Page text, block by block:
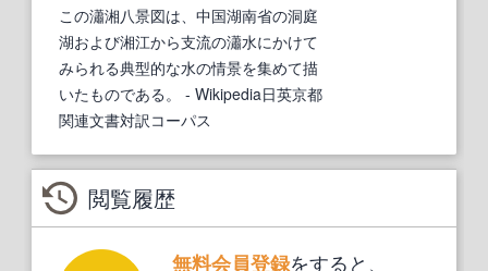
この瀟湘八景図は、中国湖南省の洞庭
湖および湘江から支流の瀟水にかけて
みられる典型的な水の情景を集めて描
いたものである。
- Wikipedia日英京都
関連文書対訳コーパス
閲覧履歴
無料会員登録をすると、